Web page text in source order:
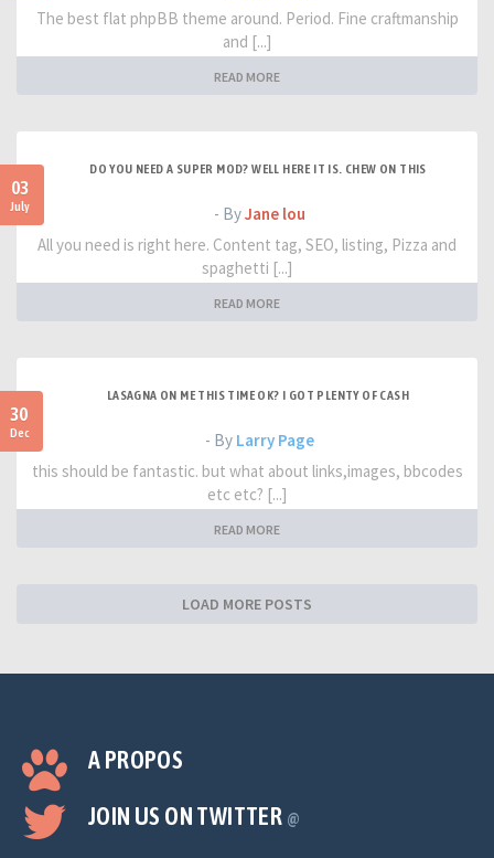
The best flat phpBB theme around. Period. Fine craftmanship
and [...]
READ MORE
03
July
DO YOU NEED A SUPER MOD? WELL HERE IT IS. CHEW ON THIS
- ByJane lou
All you need is right here. Content tag, SEO, listing, Pizza and
spaghetti [...]
READ MORE
30
Dec
LASAGNA ON ME THIS TIME OK? I GOT PLENTY OF CASH
- By Larry Page
this should be fantastic. but what about links,images, bbcodes
etc etc? [...]
READ MORE
LOAD MORE POSTS
A PROPOS
JOIN US ON TWITTER @